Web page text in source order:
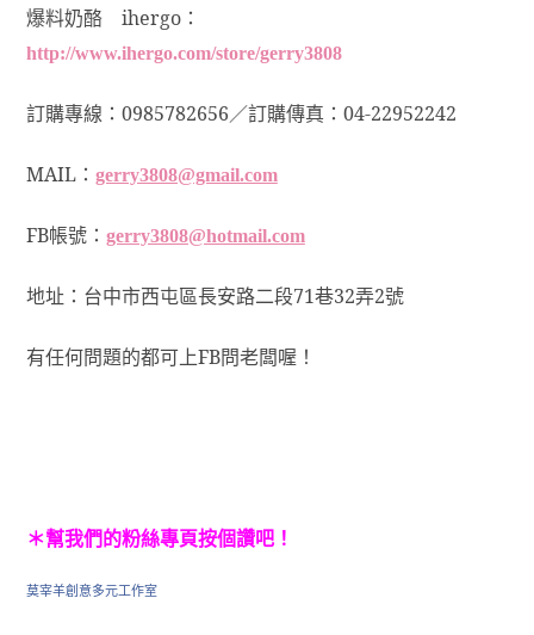
爆料奶酪 ihergo：
http://www.ihergo.com/store/gerry3808
訂購專線：0985782656／訂購傳真：04-22952242
MAIL： gerry3808@gmail.com
FB帳號： gerry3808@hotmail.com
地址：台中市西屯區長安路二段71巷32弄2號
有任何問題的都可上FB問老闆喔！
＊幫我們的粉絲專頁按個讚吧！
莫宰羊創意多元工作室